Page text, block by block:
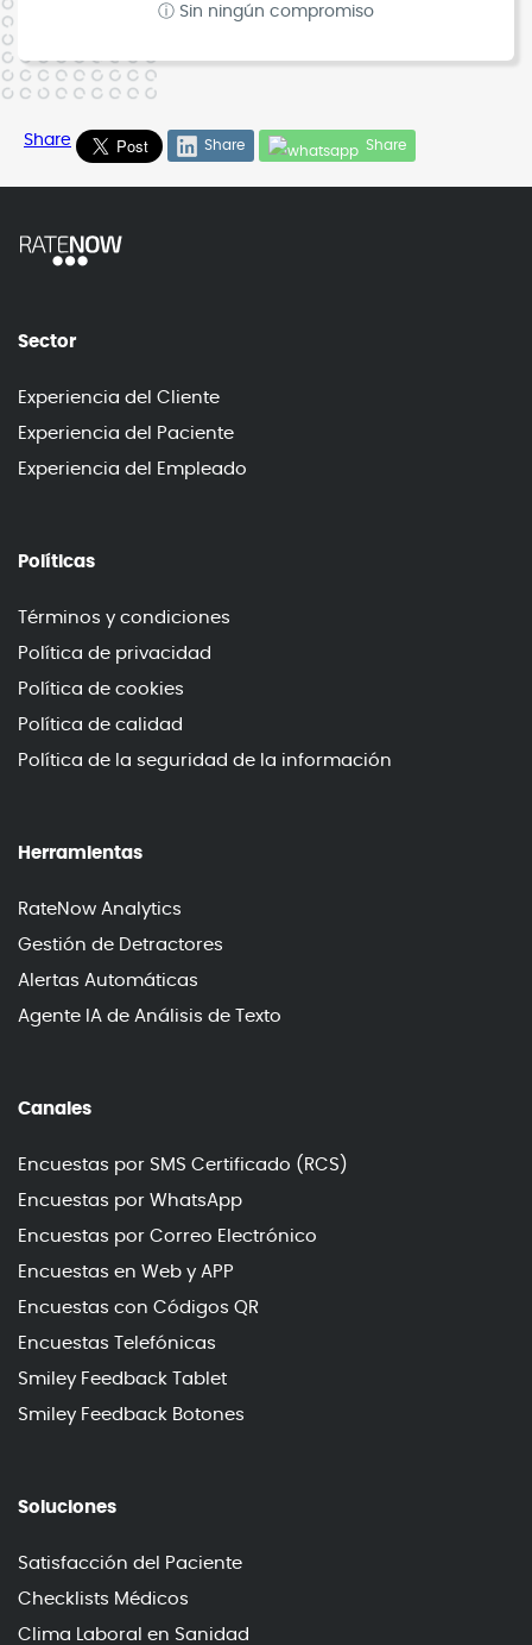
ⓘ Sin ningún compromiso
Share Share Share
Sector
Experiencia del Cliente
Experiencia del Paciente
Experiencia del Empleado
Políticas
Términos y condiciones
Política de privacidad
Política de cookies
Política de calidad
Política de la seguridad de la información
Herramientas
RateNow Analytics
Gestión de Detractores
Alertas Automáticas
Agente IA de Análisis de Texto
Canales
Encuestas por SMS Certificado (RCS)
Encuestas por WhatsApp
Encuestas por Correo Electrónico
Encuestas en Web y APP
Encuestas con Códigos QR
Encuestas Telefónicas
Smiley Feedback Tablet
Smiley Feedback Botones
Soluciones
Satisfacción del Paciente
Checklists Médicos
Clima Laboral en Sanidad